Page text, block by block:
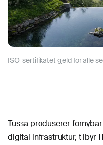
ISO-sertifikatet gjeld for alle
Tussa produserer
digital infrastruktur, tilbyr